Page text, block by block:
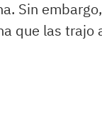
Sin
que las trajo